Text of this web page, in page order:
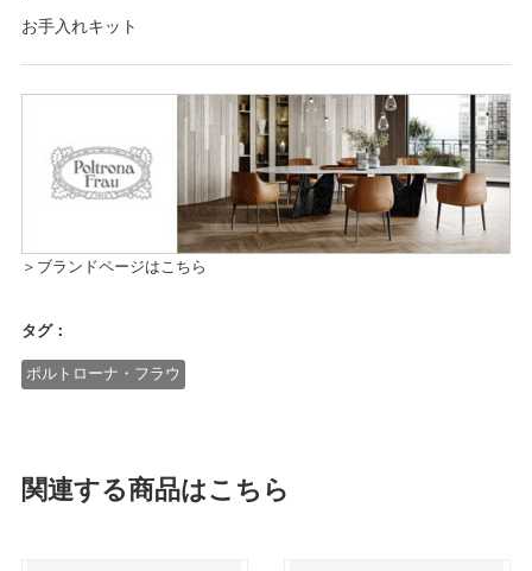
お手入れキット
＞ブランドページはこちら
タグ：
ポルトローナ・フラウ
関連する商品はこちら